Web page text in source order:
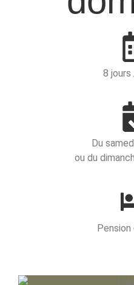
8
Du
ou du